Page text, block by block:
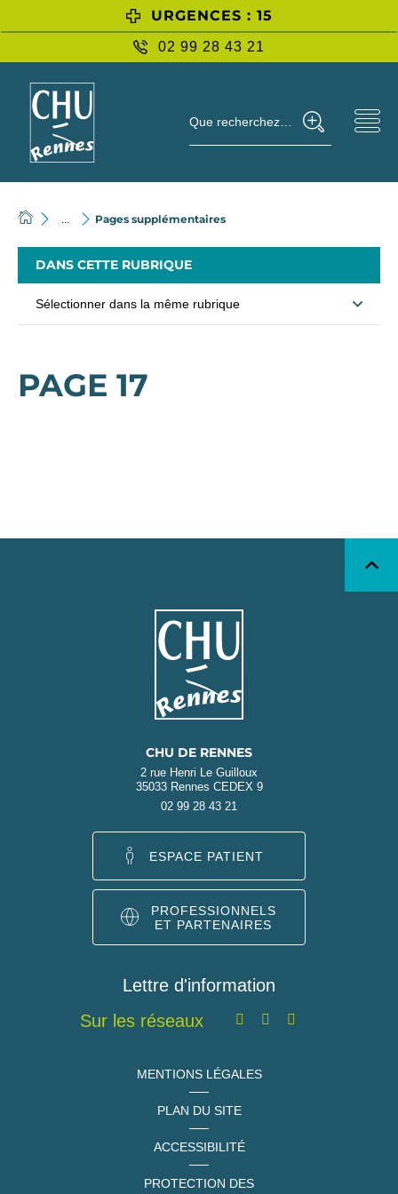
URGENCES : 15
02 99 28 43 21
Que recherchez-vous ?
Pages supplémentaires
DANS CETTE RUBRIQUE
Sélectionner dans la même rubrique
PAGE 17
CHU DE RENNES
2 rue Henri Le Guilloux
35033 Rennes CEDEX 9
02 99 28 43 21
ESPACE PATIENT
PROFESSIONNELS
ET PARTENAIRES
Lettre d'information
Sur les réseaux
MENTIONS LÉGALES
PLAN DU SITE
ACCESSIBILITÉ
PROTECTION DES